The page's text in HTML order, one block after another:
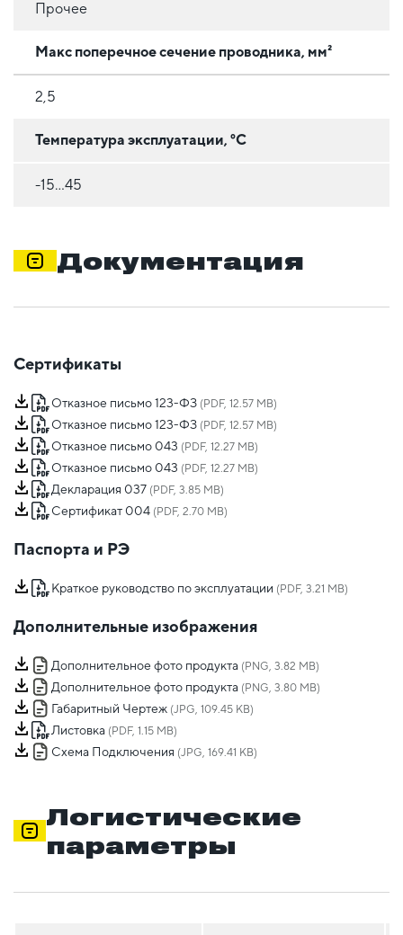
Прочее
Макс поперечное сечение проводника, мм²
2,5
Температура эксплуатации, °C
-15...45
Документация
Сертификаты
Отказное письмо 123-ФЗ (PDF, 12.57 MB)
Отказное письмо 123-ФЗ (PDF, 12.57 MB)
Отказное письмо 043 (PDF, 12.27 MB)
Отказное письмо 043 (PDF, 12.27 MB)
Декларация 037 (PDF, 3.85 MB)
Сертификат 004 (PDF, 2.70 MB)
Паспорта и РЭ
Краткое руководство по эксплуатации (PDF, 3.21 MB)
Дополнительные изображения
Дополнительное фото продукта (PNG, 3.82 MB)
Дополнительное фото продукта (PNG, 3.80 MB)
Габаритный Чертеж (JPG, 109.45 KB)
Листовка (PDF, 1.15 MB)
Схема Подключения (JPG, 169.41 KB)
Логистические
параметры